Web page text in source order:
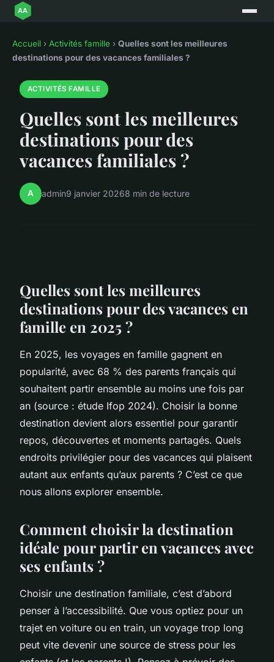
Accueil › Activités famille › Quelles sont les meilleures
destinations pour des vacances familiales ?
ACTIVITÉS FAMILLE
Quelles sont les meilleures
destinations pour des
vacances familiales ?
A admin9 janvier 20268 min de lecture
Quelles sont les meilleures
destinations pour des vacances en
famille en 2025 ?
En 2025, les voyages en famille gagnent en
popularité, avec 68 % des parents français qui
souhaitent partir ensemble au moins une fois par
an (source : étude Ifop 2024). Choisir la bonne
destination devient alors essentiel pour garantir
repos, découvertes et moments partagés. Quels
endroits privilégier pour des vacances qui plaisent
autant aux enfants qu’aux parents ? C’est ce que
nous allons explorer ensemble.
Comment choisir la destination
idéale pour partir en vacances avec
ses enfants ?
Choisir une destination familiale, c’est d’abord
penser à l’accessibilité. Que vous optiez pour un
trajet en voiture ou en train, un voyage trop long
peut vite devenir une source de stress pour les